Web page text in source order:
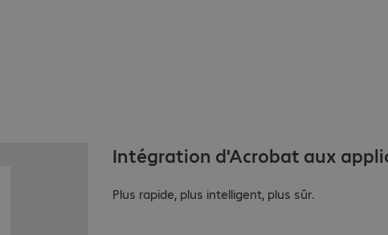
Intégration d'Acrobat aux
Plus rapide, plus intelligent, plus sûr.